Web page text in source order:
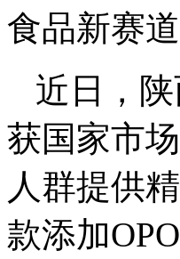
食品新赛道
近日，
获国家市
人群提供
款添加